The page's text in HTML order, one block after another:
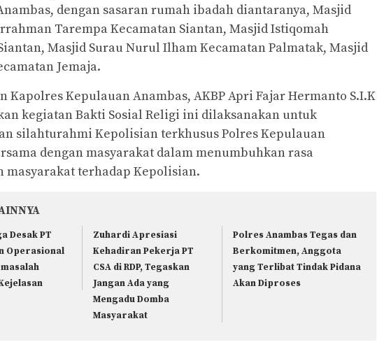
dengan sasaran rumah ibadah diantaranya, Masjid
Tarempa Kecamatan Siantan, Masjid Istiqomah
Masjid Surau Nurul Ilham Kecamatan Palmatak, Masjid
Jemaja.
Kapolres Kepulauan Anambas, AKBP Apri Fajar Hermanto S.I.K
kegiatan Bakti Sosial Religi ini dilaksanakan untuk
silahturahmi Kepolisian terkhusus Polres Kepulauan
dengan masyarakat dalam menumbuhkan rasa
masyarakat terhadap Kepolisian.
Desak PT
Operasional
Zuhardi Apresiasi
Kehadiran Pekerja PT
CSA di RDP, Tegaskan
Jangan Ada yang
Mengadu Domba
Masyarakat
Polres Anambas Tegas dan
Berkomitmen, Anggota
yang Terlibat Tindak Pidana
Akan Diproses